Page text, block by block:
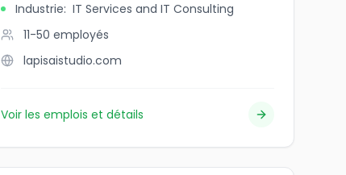
Industrie: IT Services and IT Consulting
11-50 employés
lapisaistudio.com
Voir les emplois et détails